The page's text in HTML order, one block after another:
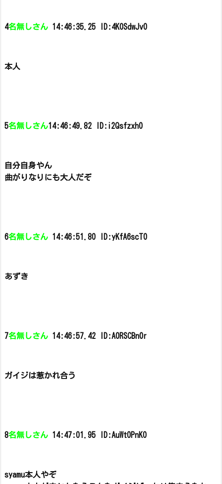
4名無しさん 14:46:35.25 ID:4K0SdwJv0
本人
5名無しさん14:46:49.82 ID:i2Qsfzxh0
自分自身やん
曲がりなりにも大人だぞ
6名無しさん 14:46:51.80 ID:yKfA6scT0
あずき
7名無しさん 14:46:57.42 ID:A0RSCBn0r
ガイジは惹かれ合う
8名無しさん 14:47:01.95 ID:AuWt0PnK0
syamu本人やぞ